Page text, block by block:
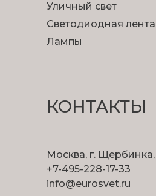
Уличный свет
Светодиодная лента
Лампы
КОНТАКТЫ
Москва, г. Щербинка,
+7-495-228-17-33
info@eurosvet.ru